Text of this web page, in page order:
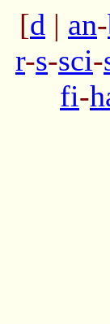
[d | an-
r-s-sci-
fi-